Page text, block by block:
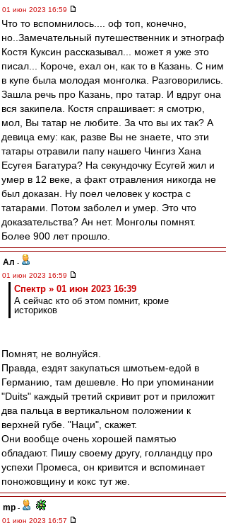
01 июн 2023 16:59
Что то вспомнилось.... оф топ, конечно,
но..Замечательный путешественник и этнограф
Костя Куксин рассказывал... может я уже это
писал... Короче, ехал он, как то в Казань. С ним
в купе была молодая монголка. Разговорились.
Зашла речь про Казань, про татар. И вдруг она
вся закипела. Костя спрашивает: я смотрю,
мол, Вы татар не любите. За что вы их так? А
девица ему: как, разве Вы не знаете, что эти
татары отравили папу нашего Чингиз Хана
Есугея Багатура? На секундочку Есугей жил и
умер в 12 веке, а факт отравления никогда не
был доказан. Ну поел человек у костра с
татарами. Потом заболел и умер. Это что
доказательства? Ан нет. Монголы помнят.
Более 900 лет прошло.
Ал -
01 июн 2023 16:59
Спектр » 01 июн 2023 16:39
А сейчас кто об этом помнит, кроме
историков
Помнят, не волнуйся.
Правда, ездят закупаться шмотьем-едой в
Германию, там дешевле. Но при упоминании
"Duits" каждый третий скривит рот и приложит
два пальца в вертикальном положении к
верхней губе. "Наци", скажет.
Они вообще очень хорошей памятью
обладают. Пишу своему другу, голландцу про
успехи Промеса, он кривится и вспоминает
поножовщину и кокс тут же.
mp -
01 июн 2023 16:57